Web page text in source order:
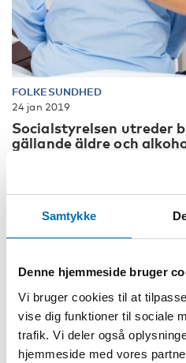
Samtykke
Denne hjemmeside bruger
Vi bruger cookies til at
vise dig funktioner til sociale
trafik. Vi deler også
hjemmeside med vores
FOLKESUNDHED
24 jan 2019
Socialstyrelsen utreder
gällande äldre och
Socialstyrelsen i Sverige